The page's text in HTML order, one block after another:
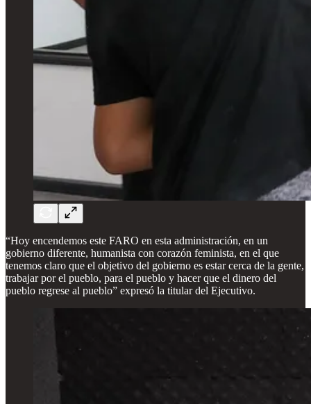
“Hoy encendemos este FARO en esta administración, en un
gobierno diferente, humanista con corazón feminista, en el que
tenemos claro que el objetivo del gobierno es estar cerca de la gente,
trabajar por el pueblo, para el pueblo y hacer que el dinero del
pueblo regrese al pueblo” expresó la titular del Ejecutivo.